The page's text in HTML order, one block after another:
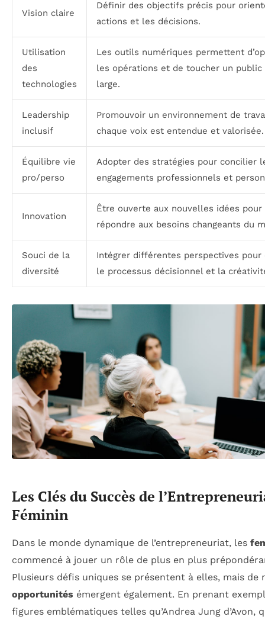
Vision claire
Définir des objectifs précis pour
actions et les décisions.
Utilisation
des
technologies
Les outils numériques permettent
les opérations et de toucher un public
large.
Leadership
inclusif
Promouvoir un environnement de
chaque voix est entendue et valorisée.
Équilibre vie
pro/perso
Adopter des stratégies pour concilier
engagements professionnels et
Innovation
Être ouverte aux nouvelles idées pour
répondre aux besoins changeants du
Souci de la
diversité
Intégrer différentes perspectives pour
le processus décisionnel et la
Les Clés du Succès de
Féminin
Dans le monde dynamique de l’entrepreneuriat, les
commencé à jouer un rôle de plus en plus
Plusieurs défis uniques se présentent à elles, mais de
opportunités émergent également. En prenant
figures emblématiques telles qu’Andrea Jung d’Avon,